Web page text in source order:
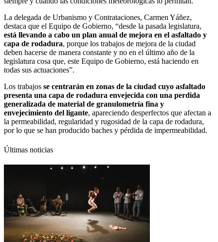
La delegada de Urbanismo y Contrataciones, Carmen Yáñez,
destaca que el Equipo de Gobierno, “desde la pasada legislatura,
está llevando a cabo un plan anual de mejora en el asfaltado y
capa de rodadura, porque los trabajos de mejora de la ciudad
deben hacerse de manera constante y no en el último año de la
legislatura cosa que, este Equipo de Gobierno, está haciendo en
todas sus actuaciones”.
Los trabajos se centrarán en zonas de la ciudad cuyo asfaltado
presenta una capa de rodadura envejecida con una perdida
generalizada de material de granulometría fina y
envejecimiento del ligante, apareciendo desperfectos que afectan a
la permeabilidad, regularidad y rugosidad de la capa de rodadura,
por lo que se han producido baches y pérdida de impermeabilidad.
Últimas noticias